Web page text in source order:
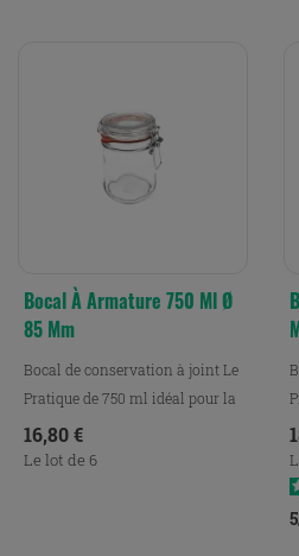
Bocal À Armature 750 Ml Ø
85 Mm
Bocal de conservation à joint Le
Pratique de 750 ml idéal pour la
conservation,...
Prix
16,80 €
Le lot de 6
5